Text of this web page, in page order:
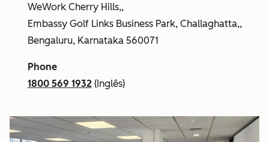
WeWork Cherry Hills,,
Embassy Golf Links Business Park, Challaghatta,,
Bengaluru, Karnataka 560071
Phone
1800 569 1932(Inglês)